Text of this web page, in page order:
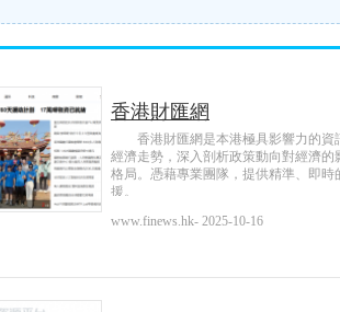
香港財匯網
香港財匯網是本港極具影響力的
經濟走勢，深入剖析政策動向對經濟
格局。憑藉專業團隊，提供精準、即
援。
www.finews.hk- 2025-10-16